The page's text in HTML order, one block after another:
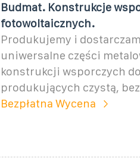
Budmat. Konstrukcje
fotowoltaicznych.
Produkujemy i
uniwersalne części
konstrukcji wsporczych
produkujących czystą,
Bezpłatna Wycena